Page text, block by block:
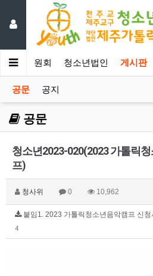
사목위원회 청소년법인 게시판
공문 공지
공문
청소년2023-020(2023 가톨릭
프)
청사위 0 10,962
붙임1. 2023 가톨릭청소년음악캠프 신
4